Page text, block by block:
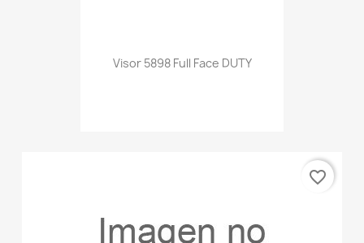
Visor 5898 Full Face DUTY
favorite_border